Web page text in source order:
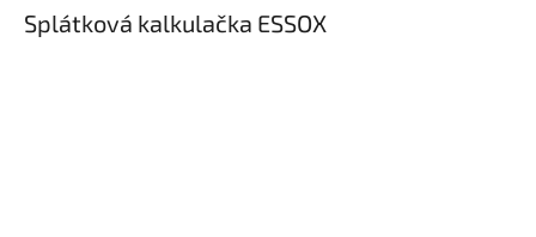
Splátková kalkulačka ESSOX